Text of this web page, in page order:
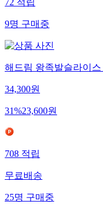
72적립
9명구매중
해드림 왕족발슬라이스
34,300원
31%23,600원
708적립
무료배송
25명구매중